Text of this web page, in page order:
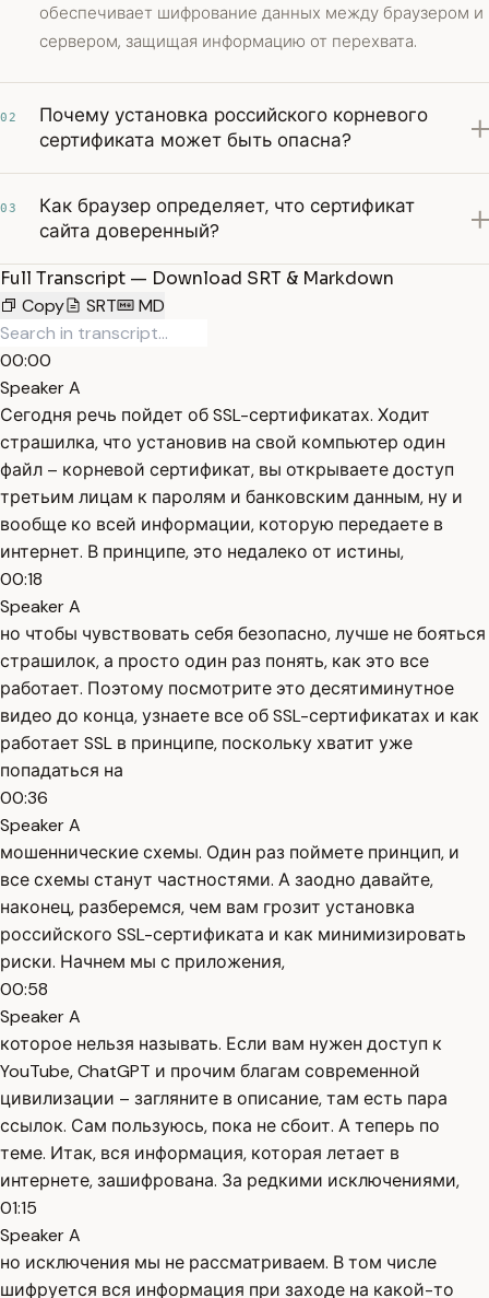
обеспечивает шифрование данных между браузером и
сервером, защищая информацию от перехвата.
02
Почему установка российского корневого
сертификата может быть опасна?
03
Как браузер определяет, что сертификат
сайта доверенный?
Full Transcript — Download SRT & Markdown
Copy
SRT MD
00:00
Speaker A
Сегодня речь пойдет об SSL-сертификатах. Ходит
страшилка, что установив на свой компьютер один
файл – корневой сертификат, вы открываете доступ
третьим лицам к паролям и банковским данным, ну и
вообще ко всей информации, которую передаете в
интернет. В принципе, это недалеко от истины,
00:18
Speaker A
но чтобы чувствовать себя безопасно, лучше не бояться
страшилок, а просто один раз понять, как это все
работает. Поэтому посмотрите это десятиминутное
видео до конца, узнаете все об SSL-сертификатах и как
работает SSL в принципе, поскольку хватит уже
попадаться на
00:36
Speaker A
мошеннические схемы. Один раз поймете принцип, и
все схемы станут частностями. А заодно давайте,
наконец, разберемся, чем вам грозит установка
российского SSL-сертификата и как минимизировать
риски. Начнем мы с приложения,
00:58
Speaker A
которое нельзя называть. Если вам нужен доступ к
YouTube, ChatGPT и прочим благам современной
цивилизации – загляните в описание, там есть пара
ссылок. Сам пользуюсь, пока не сбоит. А теперь по
теме. Итак, вся информация, которая летает в
интернете, зашифрована. За редкими исключениями,
01:15
Speaker A
но исключения мы не рассматриваем. В том числе
шифруется вся информация при заходе на какой-то